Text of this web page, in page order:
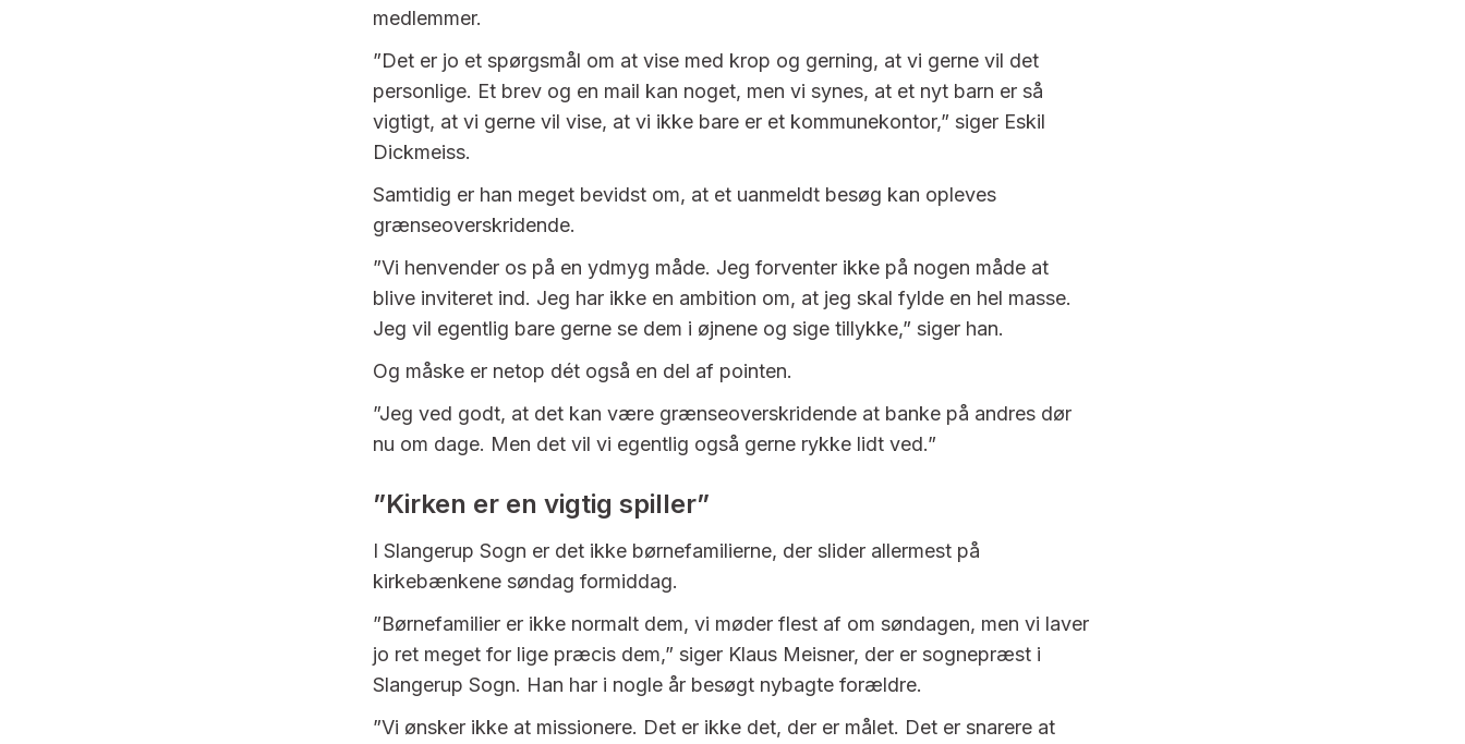
medlemmer.
”Det er jo et spørgsmål om at vise med krop og gerning, at vi gerne vil det
personlige. Et brev og en mail kan noget, men vi synes, at et nyt barn er så
vigtigt, at vi gerne vil vise, at vi ikke bare er et kommunekontor,” siger Eskil
Dickmeiss.
Samtidig er han meget bevidst om, at et uanmeldt besøg kan opleves
grænseoverskridende.
”Vi henvender os på en ydmyg måde. Jeg forventer ikke på nogen måde at
blive inviteret ind. Jeg har ikke en ambition om, at jeg skal fylde en hel masse.
Jeg vil egentlig bare gerne se dem i øjnene og sige tillykke,” siger han.
Og måske er netop dét også en del af pointen.
”Jeg ved godt, at det kan være grænseoverskridende at banke på andres dør
nu om dage. Men det vil vi egentlig også gerne rykke lidt ved.”
”Kirken er en vigtig spiller”
I Slangerup Sogn er det ikke børnefamilierne, der slider allermest på
kirkebænkene søndag formiddag.
”Børnefamilier er ikke normalt dem, vi møder flest af om søndagen, men vi laver
jo ret meget for lige præcis dem,” siger Klaus Meisner, der er sognepræst i
Slangerup Sogn. Han har i nogle år besøgt nybagte forældre.
”Vi ønsker ikke at missionere. Det er ikke det, der er målet. Det er snarere at